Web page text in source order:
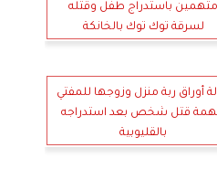
متهمين باستدراج طفل وقتله
لسرقة توك توك بالخانكة
أوراق ربة منزل وزوجها للمفتي
قتل شخص بعد استدراجه
بالقليوبية